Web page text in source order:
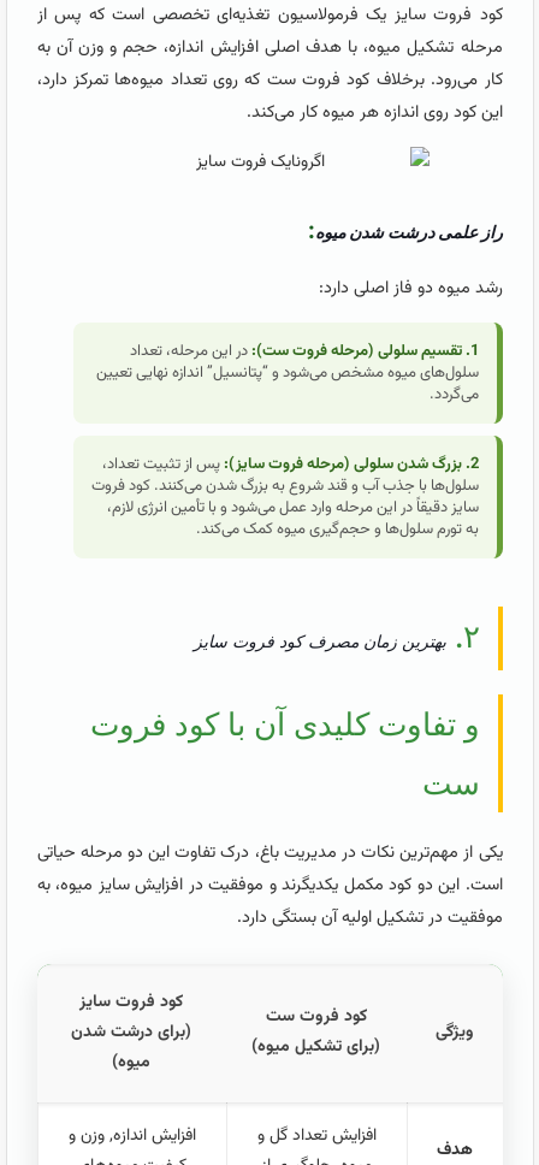
کود فروت سایز یک فرمولاسیون تغذیه‌ای تخصصی است که پس از
مرحله تشکیل میوه، با هدف اصلی افزایش اندازه، حجم و وزن آن به
کار می‌رود. برخلاف کود فروت ست که روی تعداد میوه‌ها تمرکز دارد،
این کود روی اندازه هر میوه کار می‌کند.
راز علمی درشت شدن میوه:
رشد میوه دو فاز اصلی دارد:
1. تقسیم سلولی (مرحله فروت ست):
در این مرحله، تعداد
سلول‌های میوه مشخص می‌شود و “پتانسیل” اندازه نهایی تعیین
می‌گردد.
2. بزرگ شدن سلولی (مرحله فروت سایز):
پس از تثبیت تعداد،
سلول‌ها با جذب آب و قند شروع به بزرگ شدن می‌کنند. کود فروت
سایز دقیقاً در این مرحله وارد عمل می‌شود و با تأمین انرژی لازم،
به تورم سلول‌ها و حجم‌گیری میوه کمک می‌کند.
۲. بهترین زمان مصرف کود فروت سایز
و تفاوت کلیدی آن با کود فروت
ست
یکی از مهم‌ترین نکات در مدیریت باغ، درک تفاوت این دو مرحله حیاتی
است. این دو کود مکمل یکدیگرند و موفقیت در افزایش سایز میوه، به
موفقیت در تشکیل اولیه آن بستگی دارد.
ویژگی
کود فروت ست
(برای تشکیل میوه)
کود فروت سایز
(برای درشت شدن
میوه)
هدف
افزایش تعداد گل و
افزایش اندازه, وزن و